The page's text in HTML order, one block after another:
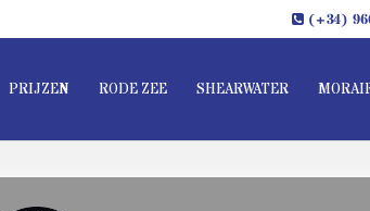
(+34)
PRIJZEN RODE ZEE SHEARWATER